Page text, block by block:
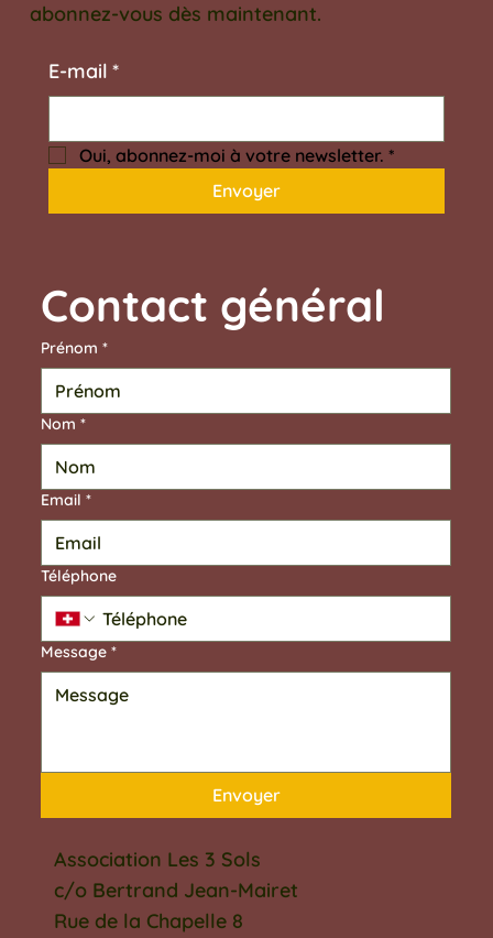
abonnez-vous dès maintenant.
E‑mail *
Oui, abonnez-moi à votre newsletter. *
Envoyer
Association Les 3 Sols
c/o Bertrand Jean-Mairet
Rue de la Chapelle 8
Prénom *
Nom *
Email *
Téléphone
Message *
Envoyer